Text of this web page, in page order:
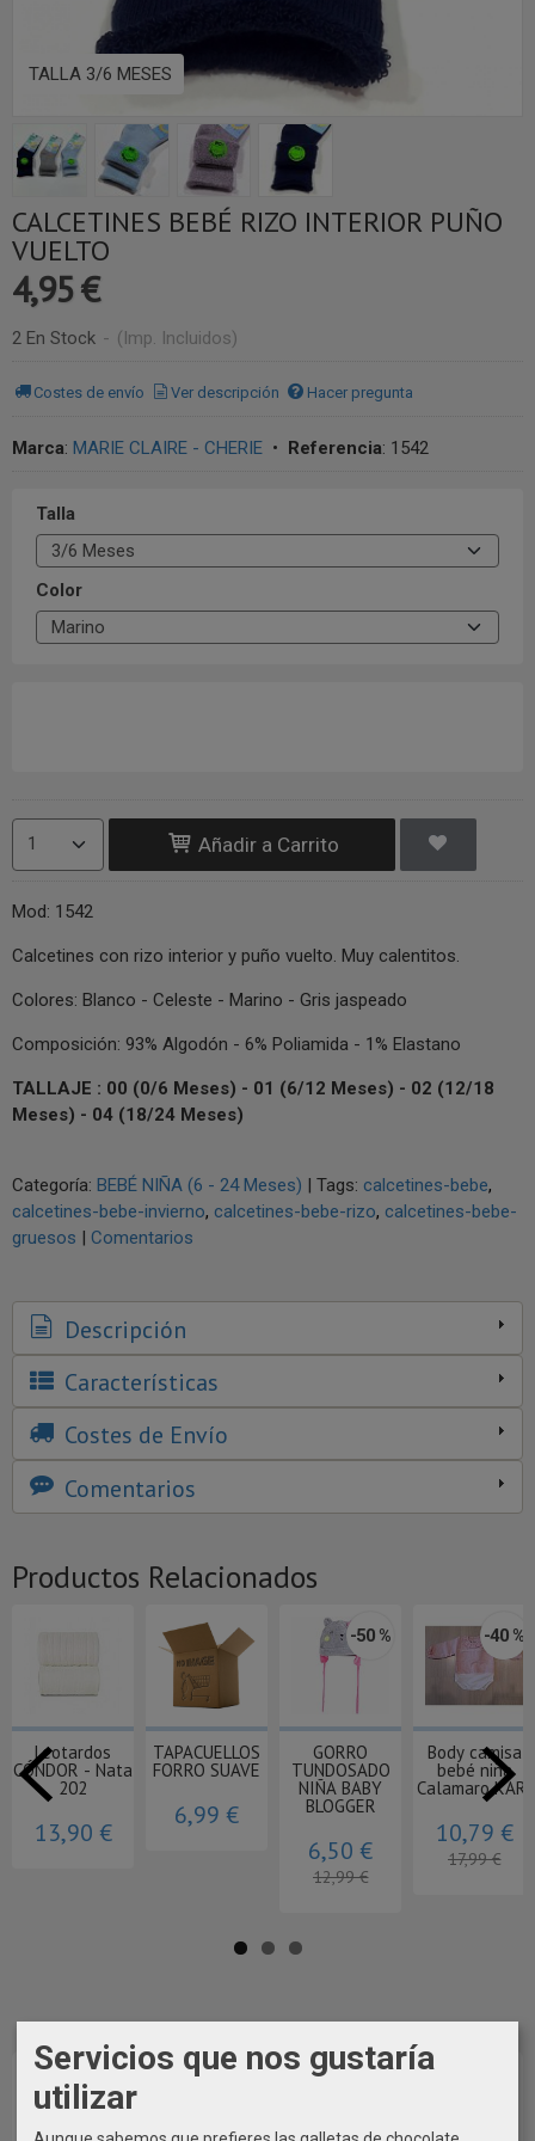
TALLA 3/6 MESES
CALCETINES BEBÉ RIZO INTERIOR PUÑO
VUELTO
4,95 €
2 En Stock - (Imp. Incluidos)
Costes de envío Ver descripción Hacer pregunta
Marca: MARIE CLAIRE - CHERIE • Referencia: 1542
Talla
Color
Añadir a Carrito
Mod: 1542
Calcetines con rizo interior y puño vuelto. Muy calentitos.
Colores: Blanco - Celeste - Marino - Gris jaspeado
Composición: 93% Algodón - 6% Poliamida - 1% Elastano
TALLAJE : 00 (0/6 Meses) - 01 (6/12 Meses) - 02 (12/18
Meses) - 04 (18/24 Meses)
Categoría: BEBÉ NIÑA (6 - 24 Meses) | Tags: calcetines-bebe
calcetines-bebe-invierno calcetines-bebe-rizo calcetines-bebe-
gruesos | Comentarios
Descripción
Características
Costes de Envío
Comentarios
Productos Relacionados
Leotardos
CÓNDOR - Nata
202
13,90 €
TAPACUELLOS
FORRO SUAVE
6,99 €
-50 %
GORRO
TUNDOSADO
NIÑA BABY
BLOGGER
6,50 €
12,99 €
-40 %
Body camisa
bebé niña
Calamaro KARI
10,79 €
17,99 €
Servicios que nos gustaría
utilizar